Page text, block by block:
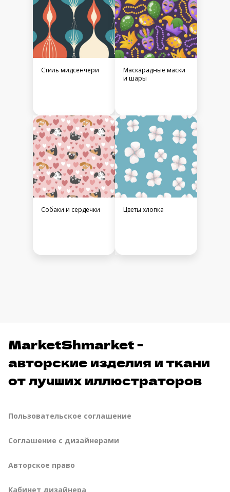
Стиль мидсенчери
Маскарадные маски
и шары
Собаки и сердечки Цветы хлопка
MarketShmarket -
авторские изделия и ткани
от лучших иллюстраторов
Пользовательское соглашение
Соглашение с дизайнерами
Авторское право
Кабинет дизайнера